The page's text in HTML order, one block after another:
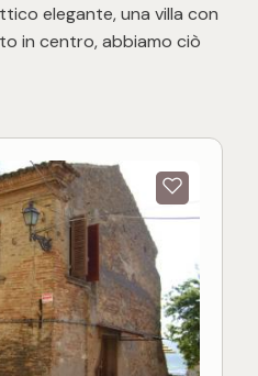
elegante, una villa con
in centro, abbiamo ciò